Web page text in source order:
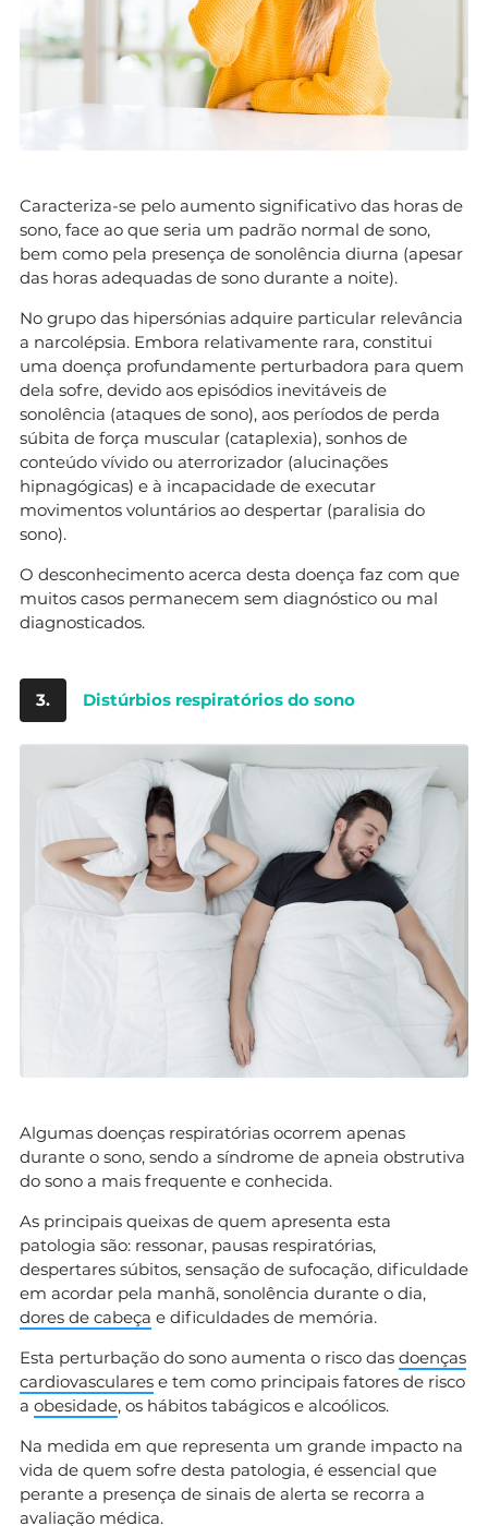
Caracteriza-se pelo aumento significativo das horas de
sono, face ao que seria um padrão normal de sono,
bem como pela presença de sonolência diurna (apesar
das horas adequadas de sono durante a noite).
No grupo das hipersónias adquire particular relevância
a narcolépsia. Embora relativamente rara, constitui
uma doença profundamente perturbadora para quem
dela sofre, devido aos episódios inevitáveis de
sonolência (ataques de sono), aos períodos de perda
súbita de força muscular (cataplexia), sonhos de
conteúdo vívido ou aterrorizador (alucinações
hipnagógicas) e à incapacidade de executar
movimentos voluntários ao despertar (paralisia do
sono).
O desconhecimento acerca desta doença faz com que
muitos casos permanecem sem diagnóstico ou mal
diagnosticados.
3. Distúrbios respiratórios do sono
Algumas doenças respiratórias ocorrem apenas
durante o sono, sendo a síndrome de apneia obstrutiva
do sono a mais frequente e conhecida.
As principais queixas de quem apresenta esta
patologia são: ressonar, pausas respiratórias,
despertares súbitos, sensação de sufocação, dificuldade
em acordar pela manhã, sonolência durante o dia,
dores de cabeça e dificuldades de memória.
Esta perturbação do sono aumenta o risco das doenças
cardiovasculares e tem como principais fatores de risco
a obesidade, os hábitos tabágicos e alcoólicos.
Na medida em que representa um grande impacto na
vida de quem sofre desta patologia, é essencial que
perante a presença de sinais de alerta se recorra a
avaliação médica.